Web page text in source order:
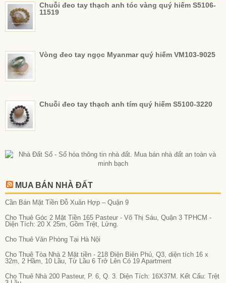
Chuỗi đeo tay thạch anh tóc vàng quý hiếm S5106-
11519
Vòng đeo tay ngọc Myanmar quý hiếm VM103-9025
Chuỗi đeo tay thạch anh tím quý hiếm S5100-3220
MUA BÁN NHÀ ĐẤT
Cần Bán Mặt Tiền Đỗ Xuân Hợp – Quận 9
Cho Thuê Góc 2 Mặt Tiền 165 Pasteur - Võ Thị Sáu, Quận 3 TPHCM -
Diện Tích: 20 X 25m, Gồm Trệt, Lửng.
Cho Thuê Văn Phòng Tại Hà Nội
Cho Thuê Tòa Nhà 2 Mặt tiền - 218 Điện Biên Phủ, Q3, diện tích 16 x
32m, 2 Hầm, 10 Lầu, Từ Lầu 6 Trở Lên Có 19 Apartment
Cho Thuê Nhà 200 Pasteur, P. 6, Q. 3. Diện Tích: 16X37M. Kết Cấu: Trệt